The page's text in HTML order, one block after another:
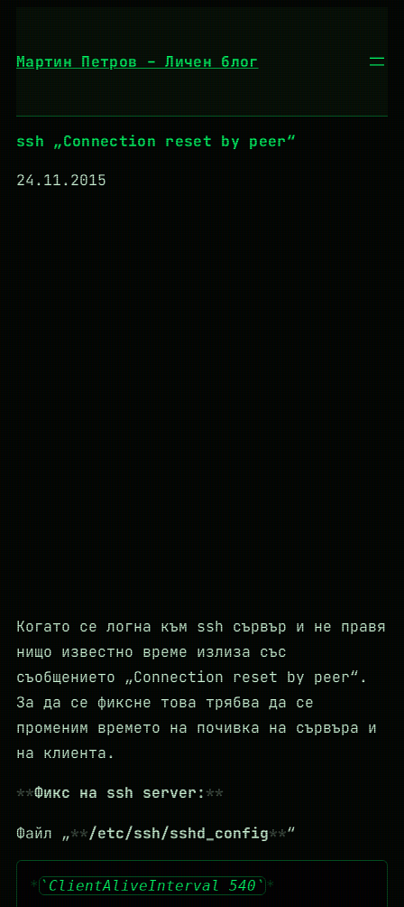
Мартин Петров – Личен блог
ssh „Connection reset by peer“
24.11.2015
Когато се логна към ssh сървър и не правя
нищо известно време излиза със
съобщението „Connection reset by peer“.
За да се фиксне това трябва да се
променим времето на почивка на сървъра и
на клиента.
Фикс на ssh server:
Файл „ /etc/ssh/sshd_config “
ClientAliveInterval 540